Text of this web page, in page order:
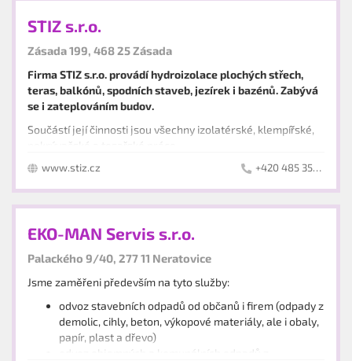
STIZ s.r.o.
Zásada 199, 468 25 Zásada
Firma STIZ s.r.o. provádí hydroizolace plochých střech,
teras, balkónů, spodních staveb, jezírek i bazénů. Zabývá
se i zateplováním budov.
Součástí její činnosti jsou všechny izolatérské, klempířské,
Je schopna zrealizovat jak sedlovou, tak rovnou střechus
střechy - BRAMAC, TONDACH, RUUKKI, ETERNIT,CAPACO,
úpravy nebo nové montáže odvodňovacího systému,
hromosvodů, výroby a montáže parapetů i ekologické
Nově se také zaměřuje na záchytný systém střech.
www.stiz.cz +420 485 358 427
EKO-MAN Servis s.r.o.
Palackého 9/40, 277 11 Neratovice
Jsme zaměřeni především na tyto služby:
odvoz stavebních odpadů od občanů i firem (odpady z
demolic, cihly, beton, výkopové materiály, ale i obaly,
papír, plast a dřevo)
odvoz objemných a komunálních odpadů z